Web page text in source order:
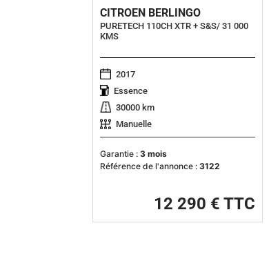
CITROEN BERLINGO
PURETECH 110CH XTR + S&S/ 31 000
KMS
2017
Essence
30000 km
Manuelle
Garantie :3 mois
Référence de l'annonce :3122
12 290 € TTC